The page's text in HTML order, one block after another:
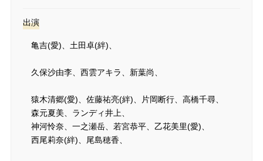
出演
亀吉(愛)、 土田卓(絆)、
久保沙由李、 西雲アキラ、 新葉尚、
猿木清郷(愛)、 佐藤祐亮(絆)、 片岡断行、 高橋千尋、
森元夏美、 ランディ井上、
神河怜奈、 一之瀬岳、 若宮恭平、 乙花美里(愛)、
西尾莉奈(絆)、 尾島穂香、